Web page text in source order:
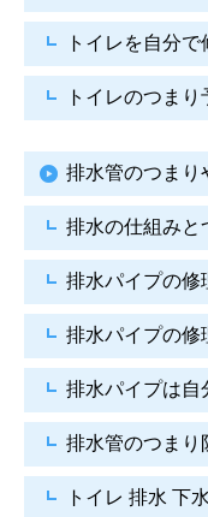
トイレを自分
トイレのつまり
排水管のつまり
排水の仕組みと
排水パイプの修
排水パイプの修
排水パイプは自
排水管のつまり
トイレ 排水 下水